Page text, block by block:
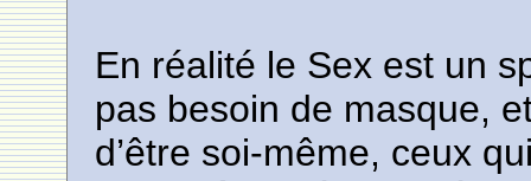
En réalité le Sex est un
pas besoin de masque,
d’être soi-même, ceux